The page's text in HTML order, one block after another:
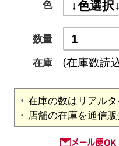
色
数量
在庫
(在庫数読
在庫の数はリアルタ
店舗の在庫を通信